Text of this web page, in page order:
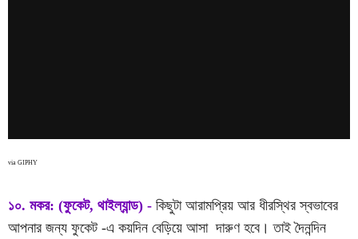
via GIPHY
১০. মকর: (ফুকেট, থাইল্যান্ড) - কিছুটা আরামপ্রিয় আর ধীরস্থির স্বভাবের
আপনার জন্য ফুকেট -এ কয়দিন বেড়িয়ে আসা দারুণ হবে। তাই দৈনন্দিন